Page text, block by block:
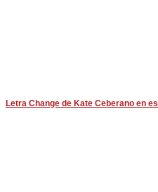
Letra Change de Kate Ceberano en